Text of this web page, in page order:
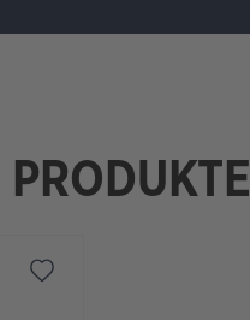
PRODUKTE